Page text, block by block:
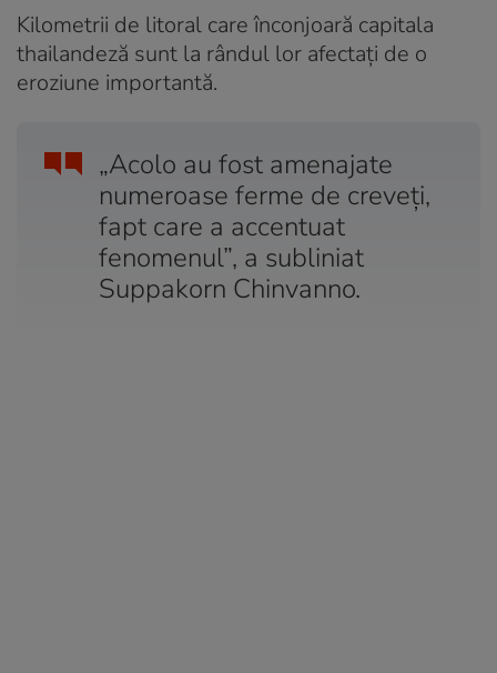
Kilometrii de litoral care înconjoară capitala
thailandeză sunt la rândul lor afectaţi de o
eroziune importantă.
„Acolo au fost amenajate
numeroase ferme de creveţi,
fapt care a accentuat
fenomenul”, a subliniat
Suppakorn Chinvanno.